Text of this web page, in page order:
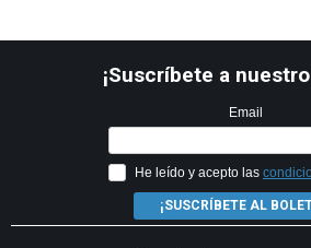
¡Suscríbete a
Email
He leído y acepto las
¡SUSCRÍBETE AL